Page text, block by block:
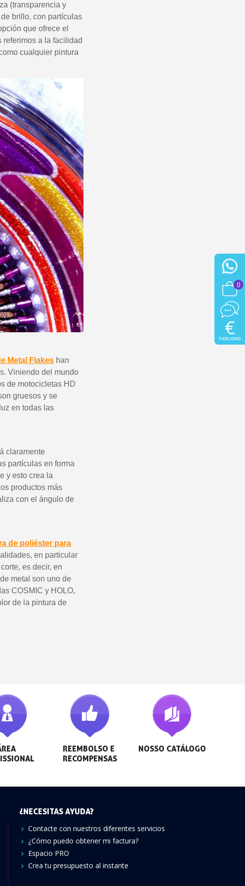
(transparencia y
brillo, con partículas
que ofrece el
referimos a la facilidad
cualquier pintura
Metal Flakes han
Viniendo del mundo
de motocicletas HD
gruesos y se
en todas las
claramente
partículas en forma
y esto crea la
productos más
con el ángulo de
de poliéster para
en particular
es decir, en
metal son uno de
COSMIC y HOLO,
de la pintura de
REEMBOLSO E
RECOMPENSAS
NOSSO CATÁLOGO
¿NECESITAS AYUDA?
Contacte con nuestros diferentes servicios
¿Cómo puedo obtener mi factura?
Espacio PRO
Crea tu presupuesto al instante
0
€
FIDELIDAD